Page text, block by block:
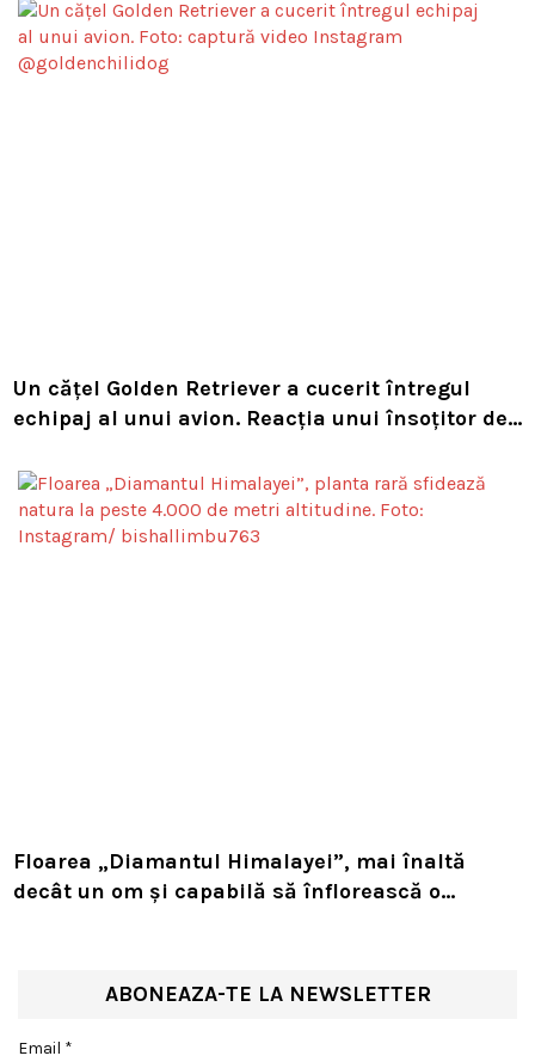
Un cățel Golden Retriever a cucerit întregul
echipaj al unui avion. Reacția unui însoțitor de
Floarea „Diamantul Himalayei”, mai înaltă
decât un om și capabilă să înflorească o
ABONEAZA-TE LA NEWSLETTER
Email *